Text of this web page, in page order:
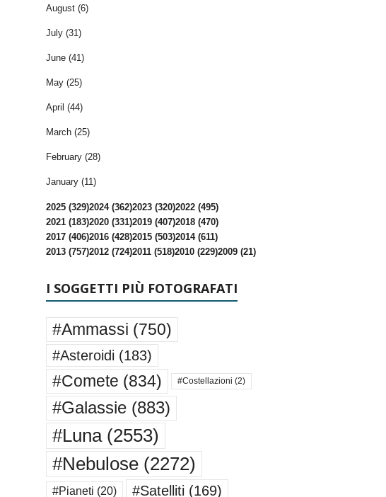
August (6)
July (31)
June (41)
May (25)
April (44)
March (25)
February (28)
January (11)
2025 (329)2024 (362)2023 (320)2022 (495)
2021 (183)2020 (331)2019 (407)2018 (470)
2017 (406)2016 (428)2015 (503)2014 (611)
2013 (757)2012 (724)2011 (518)2010 (229)2009 (21)
I SOGGETTI PIÙ FOTOGRAFATI
#Ammassi (750)
#Asteroidi (183)
#Comete (834) #Costellazioni (2)
#Galassie(883)
#Luna(2553)
#Nebulose(2272)
#Pianeti (20) #Satelliti (169)